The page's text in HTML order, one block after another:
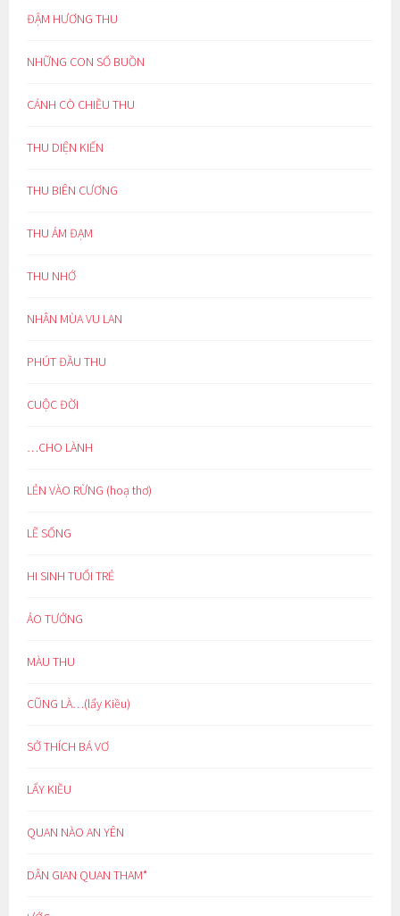
ĐẬM HƯƠNG THU
NHỮNG CON SỐ BUỒN
CÁNH CÒ CHIỀU THU
THU DIỆN KIẾN
THU BIÊN CƯƠNG
THU ẢM ĐẠM
THU NHỚ
NHÂN MÙA VU LAN
PHÚT ĐẦU THU
CUỘC ĐỜI
…CHO LÀNH
LẺN VÀO RỪNG (hoạ thơ)
LẼ SỐNG
HI SINH TUỔI TRẺ
ẢO TƯỞNG
MÀU THU
CŨNG LÀ…(lẩy Kiều)
SỞ THÍCH BÁ VƠ
LẨY KIỀU
QUAN NÀO AN YÊN
DÂN GIAN QUAN THAM*